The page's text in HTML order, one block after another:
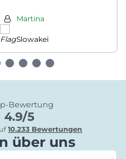
Martina
Slowakei
Bewertung
4.9/5
10.233 Bewertungen
über uns